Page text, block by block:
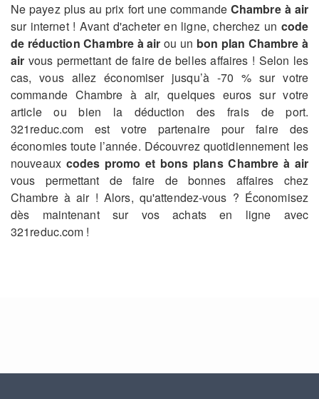
Ne payez plus au prix fort une commande Chambre à air
sur internet ! Avant d'acheter en ligne, cherchez un code
de réduction Chambre à air ou un bon plan Chambre à
air vous permettant de faire de belles affaires ! Selon les
cas, vous allez économiser jusqu’à -70 % sur votre
commande Chambre à air, quelques euros sur votre
article ou bien la déduction des frais de port.
321reduc.com est votre partenaire pour faire des
économies toute l’année. Découvrez quotidiennement les
nouveaux codes promo et bons plans Chambre à air
vous permettant de faire de bonnes affaires chez
Chambre à air ! Alors, qu'attendez-vous ? Économisez
dès maintenant sur vos achats en ligne avec
321reduc.com !